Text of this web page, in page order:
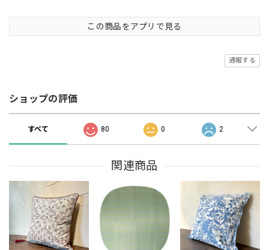
この商品をアプリで見る
通報する
ショップの評価
すべて 80 0 2
関連商品